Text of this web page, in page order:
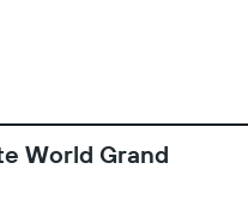
World Grand